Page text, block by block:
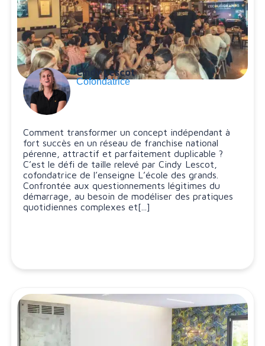
Cindy Lescot
Cofondatrice
Comment transformer un concept indépendant à
fort succès en un réseau de franchise national
pérenne, attractif et parfaitement duplicable ?
C’est le défi de taille relevé par Cindy Lescot,
cofondatrice de l’enseigne L’école des grands.
Confrontée aux questionnements légitimes du
démarrage, au besoin de modéliser des pratiques
quotidiennes complexes et[...]